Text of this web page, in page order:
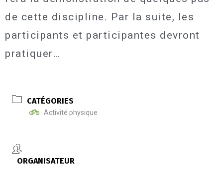
de cette discipline. Par la suite, les
participants et participantes devront
pratiquer…
CATÉGORIES
Activité physique
ORGANISATEUR